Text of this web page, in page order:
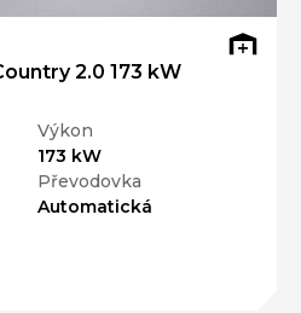
2.0 173 kW
Výkon
173 kW
Převodovka
Automatická